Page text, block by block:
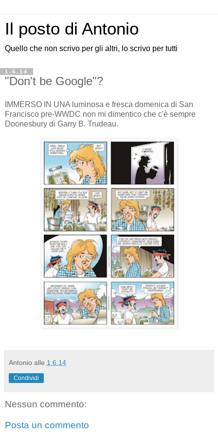
Il posto di Antonio
Quello che non scrivo per gli altri, lo scrivo per tutti
1.6.14
"Don't be Google"?
IMMERSO IN UNA luminosa e fresca domenica di San
Francisco pre-WWDC non mi dimentico che c'è sempre
Doonesbury di Garry B. Trudeau.
Antonio alle 1.6.14
Condividi
Nessun commento:
Posta un commento